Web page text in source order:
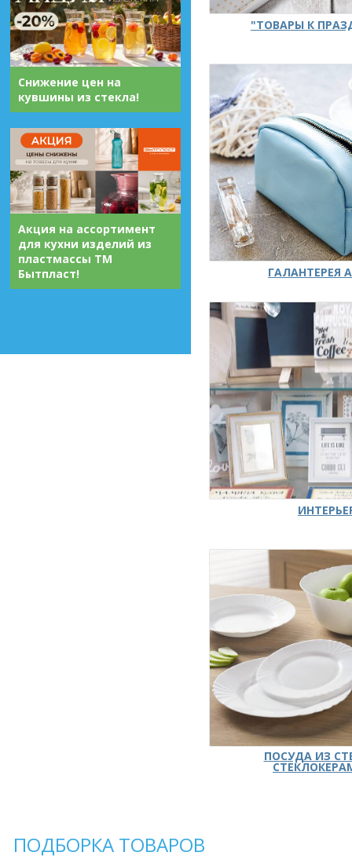
Снижение цен на
кувшины из стекла!
Акция на ассортимент
для кухни изделий из
пластмассы ТМ
Бытпласт!
"ТОВАРЫ К
ГАЛАНТЕРЕЯ
ПОСУДА ИЗ
ПОДБОРКА ТОВАРОВ